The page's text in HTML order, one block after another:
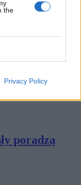
the
Privacy Policy
miar - wiesz,
poradzą